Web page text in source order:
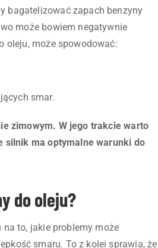
bagatelizować zapach benzyny
może bowiem negatywnie
oleju, może spowodować:
smar.
zimowym. W jego trakcie warto
silnik ma optymalne warunki do
do oleju?
to, jakie problemy może
smaru. To z kolei sprawia, że